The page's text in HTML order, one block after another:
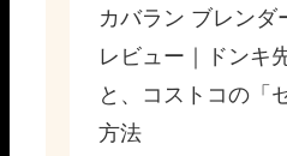
カバラン ブレンダ
レビュー｜ドンキ
と、コストコの「
方法